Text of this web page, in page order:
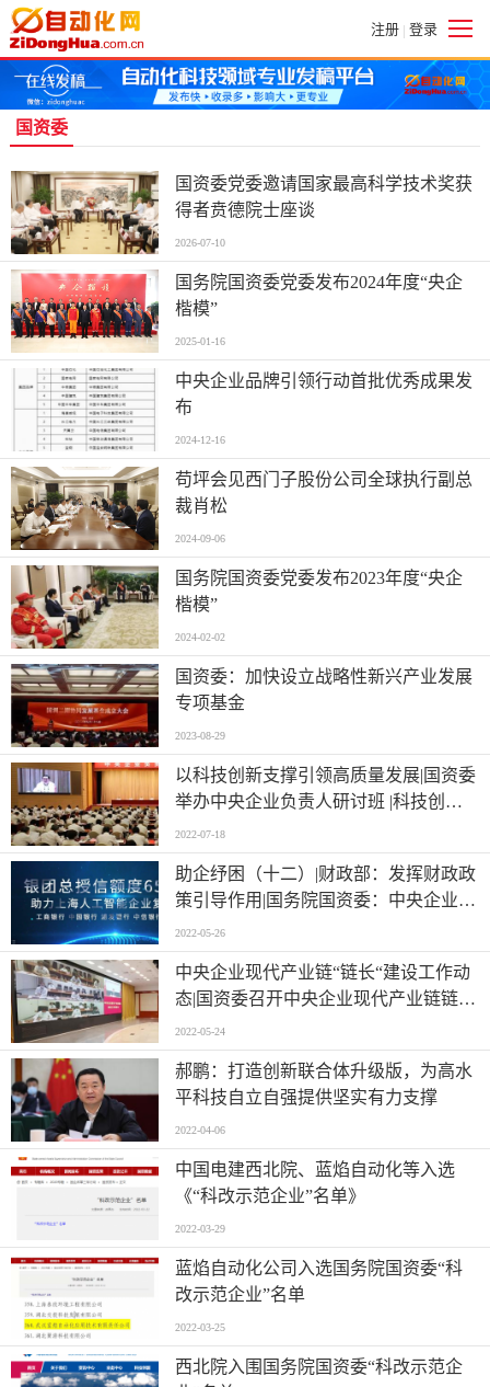
注册 | 登录
国资委
国资委党委邀请国家最高科学技术奖获
得者贲德院士座谈
2026-07-10
国务院国资委党委发布2024年度“央企
楷模”
2025-01-16
中央企业品牌引领行动首批优秀成果发
布
2024-12-16
苟坪会见西门子股份公司全球执行副总
裁肖松
2024-09-06
国务院国资委党委发布2023年度“央企
楷模”
2024-02-02
国资委：加快设立战略性新兴产业发展
专项基金
2023-08-29
以科技创新支撑引领高质量发展|国资委
举办中央企业负责人研讨班 |科技创新
突出贡献企业授牌
2022-07-18
助企纾困（十二）|财政部：发挥财政政
策引导作用|国务院国资委：中央企业助
力中小企业|上海市经信委助力上海人工
智能企业
2022-05-26
中央企业现代产业链“链长“建设工作动
态|国资委召开中央企业现代产业链链长
建设工作推进会|《国资报告》杂志采访
曲永义
2022-05-24
郝鹏：打造创新联合体升级版，为高水
平科技自立自强提供坚实有力支撑
2022-04-06
中国电建西北院、蓝焰自动化等入选
《“科改示范企业”名单》
2022-03-29
蓝焰自动化公司入选国务院国资委“科
改示范企业”名单
2022-03-25
西北院入围国务院国资委“科改示范企